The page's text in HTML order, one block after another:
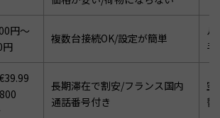
円〜
円
複数台接続OK/設定が簡単
手
長期滞在で割安/フランス国内
通話番号付き
空
替